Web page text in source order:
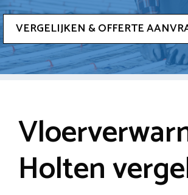
VERGELIJKEN & OFFERTE
Holten